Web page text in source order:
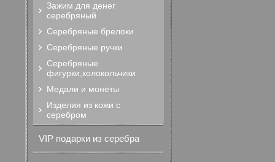
Зажим для денег
серебряный
Серебряные брелоки
Серебряные ручки
Серебряные
фигурки,колокольчики
Медали и монеты
Изделия из кожи с
серебром
VIP подарки из серебра